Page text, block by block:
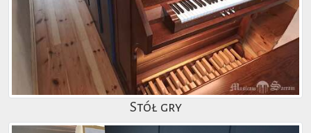
Stół gry